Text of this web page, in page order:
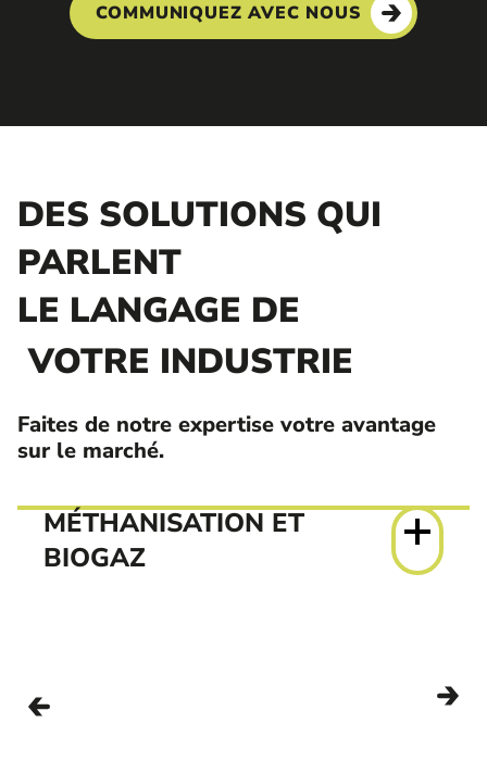
COMMUNIQUEZ AVEC NOUS
DES SOLUTIONS QUI
PARLENT
LE LANGAGE DE
VOTRE INDUSTRIE
Faites de notre expertise votre avantage
sur le marché.
MÉTHANISATION ET
BIOGAZ